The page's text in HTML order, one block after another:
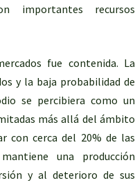
importantes recursos
fue contenida. La
y la baja probabilidad de
se percibiera como un
más allá del ámbito
con cerca del 20% de las
una producción
y al deterioro de sus